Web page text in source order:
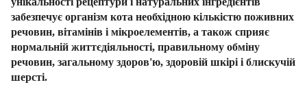
забезпечує організм кота необхідною кількістю поживних
речовин, вітамінів і мікроелементів, а також сприяє
нормальній життєдіяльності, правильному обміну
речовин, загальному здоров'ю, здоровій шкірі і блискучій
шерсті.